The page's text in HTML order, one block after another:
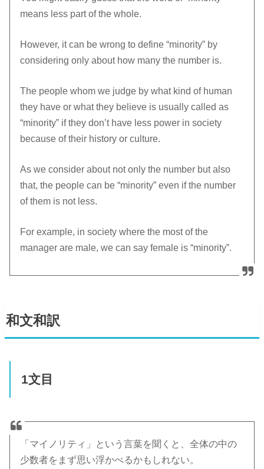
means less part of the whole.
However, it can be wrong to define “minority” by
considering only about how many the number is.
The people whom we judge by what kind of human
they have or what they believe is usually called as
“minority” if they don’t have less power in society
because of their history or culture.
As we consider about not only the number but also
that, the people can be “minority” even if the number
of them is not less.
For example, in society where the most of the
manager are male, we can say female is “minority”.
和文和訳
1文目
「マイノリティ」という言葉を聞くと、全体の中の
少数者をまず思い浮かべるかもしれない。